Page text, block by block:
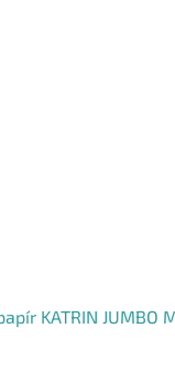
KATRIN JUMBO